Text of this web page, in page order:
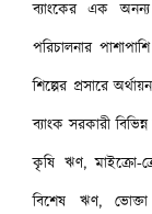
ব্যাংকের এক অনন্য
পরিচালনার
শিল্পের প্রসারে
ব্যাংক সরকারী
কৃষি ঋণ, মাইক্রো-
বিশেষ ঋণ,